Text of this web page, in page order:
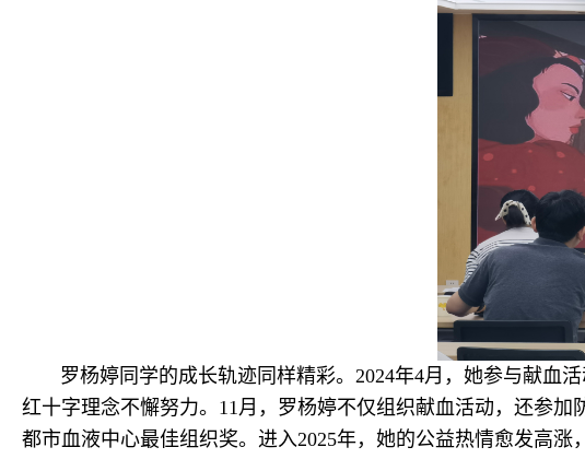
罗杨婷同学的成长轨迹同样精彩。2024年4月，她参与献血活
红十字理念不懈努力。11月，罗杨婷不仅组织献血活动，还参
都市血液中心最佳组织奖。进入2025年，她的公益热情愈发高